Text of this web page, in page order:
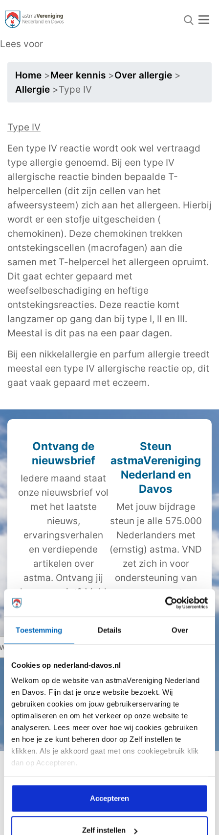
Toestemming Details Over
Cookies op nederland-davos.nl
Welkom op de website van astmaVereniging Nederland
en Davos. Fijn dat je onze website bezoekt. Wij
gebruiken cookies om jouw gebruikerservaring te
optimaliseren en om het verkeer op onze website te
analyseren. Lees meer over hoe wij cookies gebruiken
en hoe je ze kunt beheren door op Zelf instellen te
klikken. Als je akkoord gaat met ons cookiegebruik klik
dan op Accepteren.
Accepteren
Zelf instellen
Lees voor
Home >Meer kennis >Over allergie >
Allergie >Type IV
Type IV
Een type IV reactie wordt ook wel vertraagd
type allergie genoemd. Bij een type IV
allergische reactie binden bepaalde T-
helpercellen (dit zijn cellen van het
afweersysteem) zich aan het allergeen. Hierbij
wordt er een stofje uitgescheiden (
chemokinen). Deze chemokinen trekken
ontstekingscellen (macrofagen) aan die
samen met T-helpercel het allergeen opruimt.
Dit gaat echter gepaard met
weefselbeschadiging en heftige
ontstekingsreacties. Deze reactie komt
langzamer op gang dan bij type I, II en III.
Meestal is dit pas na een paar dagen.
Bij een nikkelallergie en parfum allergie treedt
meestal een type IV allergische reactie op, dit
gaat vaak gepaard met eczeem.
Ontvang de
nieuwsbrief
Iedere maand staat
onze nieuwsbrief vol
met het laatste
nieuws,
ervaringsverhalen
en verdiepende
artikelen over
astma. Ontvang jij
hem nog niet? Meld
Steun
astmaVereniging
Nederland en
Davos
Met jouw bijdrage
steun je alle 575.000
Nederlanders met
(ernstig) astma. VND
zet zich in voor
ondersteuning van
mensen met
(ernstig) astma,
astma beter kunnen
aandoening en een
betere kwaliteit van
leven krijgen.
Doneer
Kennis Beeld & verhaal
Webinars